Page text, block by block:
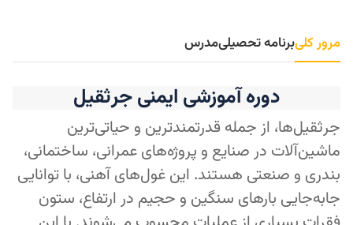
مرور کلیبرنامه تحصیلیمدرس
دوره آموزشی ایمنی جرثقیل
جرثقیل‌ها، از جمله قدرتمندترین و حیاتی‌ترین
ماشین‌آلات در صنایع و پروژه‌های عمرانی، ساختمانی،
بندری و صنعتی هستند. این غول‌های آهنی، با توانایی
جابه‌جایی بارهای سنگین و حجیم در ارتفاع، ستون